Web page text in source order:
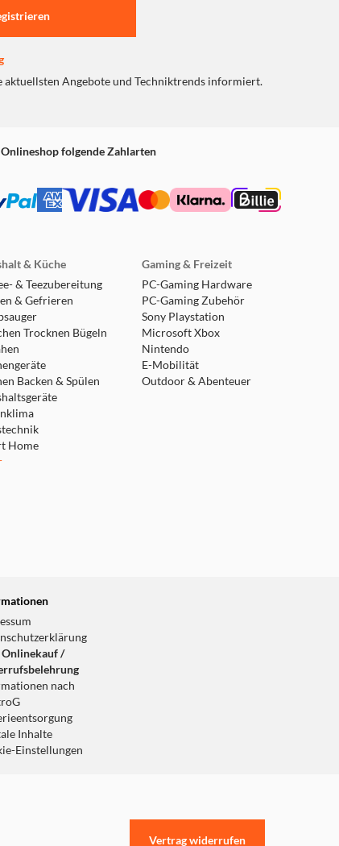
aktuellsten Angebote und Techniktrends informiert.
folgende Zahlarten
& Küche
& Teezubereitung
& Gefrieren
Trocknen Bügeln
Backen & Spülen
Home
Gaming & Freizeit
PC-Gaming Hardware
PC-Gaming Zubehör
Sony Playstation
Microsoft Xbox
Nintendo
E-Mobilität
Outdoor & Abenteuer
Onlinekauf /
nach
Inhalte
Einstellungen
Vertrag widerrufen